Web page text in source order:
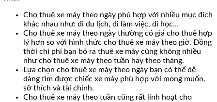
Cho thuê xe máy theo ngày phù hợp với nhiều mục đích
khác nhau như: đi du lịch, đi làm việc, đi học…
Cho thuê xe máy theo ngày thường có giá cho thuê hợp
lý hơn so với hình thức cho thuê xe máy theo giờ. Đồng
thời chi phí bạn bỏ ra thuê xe máy cũng không nhiều
như cho thuê xe máy theo tuần hay theo tháng.
Lựa chọn cho thuê xe máy theo ngày bạn có thể dễ
dàng tìm được chiếc xe máy phù hợp với mong muốn,
sở thích và tài chính.
Cho thuê xe máy theo tuần cũng rất linh hoạt cho